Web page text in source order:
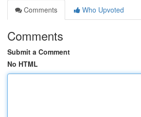
Comments
Who Upvoted
Comments
Submit a Comment
No HTML